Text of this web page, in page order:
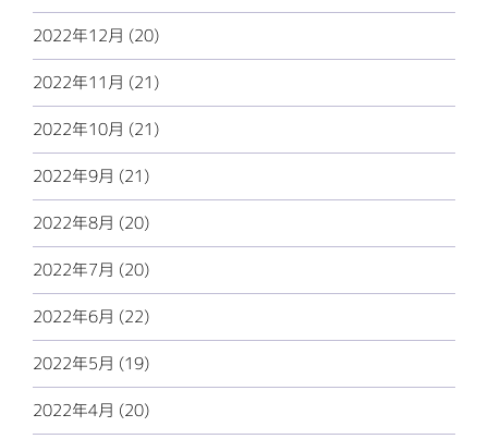
2022年12月 (20)
2022年11月 (21)
2022年10月 (21)
2022年9月 (21)
2022年8月 (20)
2022年7月 (20)
2022年6月 (22)
2022年5月 (19)
2022年4月 (20)